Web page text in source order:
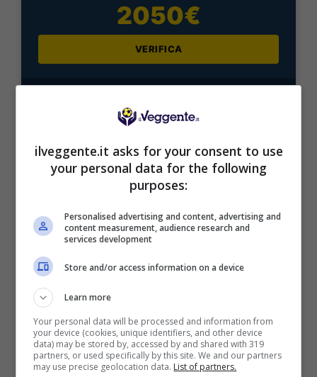
2050€
VERIFICA
Fino a 2050€ bonus scommesse e sport
Per i nuovi utenti della piattaforma: 100% fino a 50€ in
Bonus Scommesse + 100% fino a 2000€ in Bonus
Sport
2050€
Mostra Informazioni
ilveggente.it asks for your consent to use
your personal data for the following
purposes:
Personalised advertising and content, advertising and
content measurement, audience research and
services development
Store and/or access information on a device
Learn more
Your personal data will be processed and information from
your device (cookies, unique identifiers, and other device
data) may be stored by, accessed by and shared with 319
partners, or used specifically by this site. We and our partners
may use precise geolocation data. List of partners.